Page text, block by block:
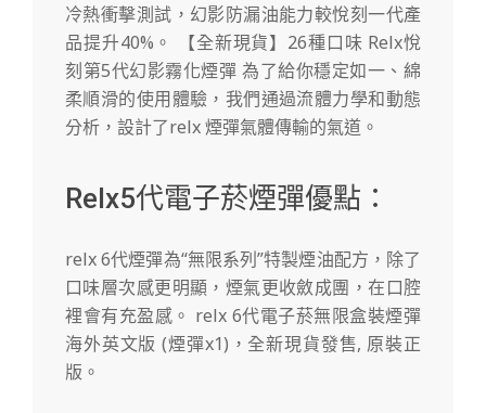
冷熱衝擊測試，幻影防漏油能力較悅刻一代產
品提升40%。 【全新現貨】26種口味 Relx悅
刻第5代幻影霧化煙彈 為了給你穩定如一、綿
柔順滑的使用體驗，我們通過流體力學和動態
分析，設計了relx 煙彈氣體傳輸的氣道。
Relx5代電子菸煙彈優點：
relx 6代煙彈為“無限系列”特製煙油配方，除了
口味層次感更明顯，煙氣更收斂成團，在口腔
裡會有充盈感。 relx 6代電子菸無限盒裝煙彈
海外英文版 (煙彈x1)，全新現貨發售, 原裝正
版。